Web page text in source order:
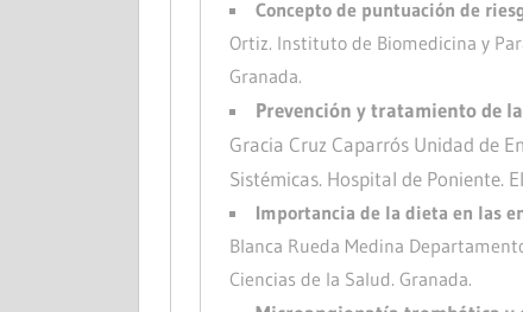
Concepto de puntuación de
Ortiz. Instituto de Biomedicina y
Granada.
Prevención y tratamiento de
Gracia Cruz Caparrós Unidad de
Sistémicas. Hospital de Poniente.
Importancia de la dieta en las
Blanca Rueda Medina
Ciencias de la Salud. Granada.